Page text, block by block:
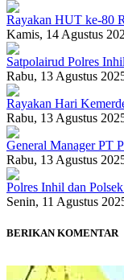
Rayakan HUT ke-80
Kamis, 14 Agustus
Satpolairud Polres
Rabu, 13 Agustus
Rayakan Hari
Rabu, 13 Agustus
General Manager PT
Rabu, 13 Agustus
Polres Inhil dan
Senin, 11 Agustus
BERIKAN KOMENTAR